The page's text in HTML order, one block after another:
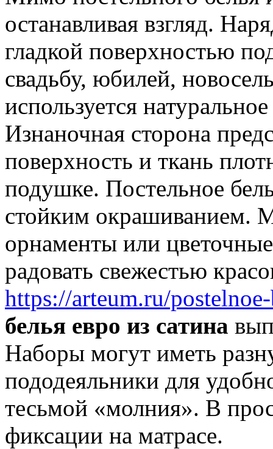
останавливая взгляд.
гладкой поверхностью
свадьбу, юбилей,
используется
Изнаночная сторона
поверхность и ткань
подушке. Постельное
стойким окрашиванием.
орнаменты или
радовать свежестью
https://arteum.ru/
белья евро из сатина
Наборы могут иметь
пододеяльники для
тесьмой «молния». В
фиксации на матрасе.